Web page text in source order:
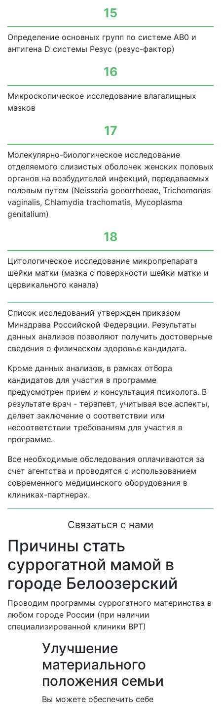
15
Определение основных групп по системе АВ0 и
антигена D системы Резус (резус-фактор)
16
Микроскопическое исследование влагалищных
мазков
17
Молекулярно-биологическое исследование
отделяемого слизистых оболочек женских половых
органов на возбудителей инфекций, передаваемых
половым путем (Neisseria gonorrhoeae, Trichomonas
vaginalis, Chlamydia trachomatis, Mycoplasma
genitalium)
18
Цитологическое исследование микропрепарата
шейки матки (мазка с поверхности шейки матки и
цервикального канала)
Список исследований утвержден приказом
Минздрава Российской Федерации. Результаты
данных анализов позволяют получить достоверные
сведения о физическом здоровье кандидата.
Кроме данных анализов, в рамках отбора
кандидатов для участия в программе
предусмотрен прием и консультация психолога. В
результате врач - терапевт, учитывая все аспекты,
делает заключение о соответствии или
несоответствии требованиям для участия в
программе.
Все необходимые обследования оплачиваются за
счет агентства и проводятся с использованием
современного медицинского оборудования в
клиниках-партнерах.
Связаться с нами
Причины стать
суррогатной мамой в
городе Белоозерский
Проводим программы суррогатного материнства в
любом городе России (при наличии
специализированной клиники ВРТ)
Улучшение
материального
положения семьи
Вы можете обеспечить себе